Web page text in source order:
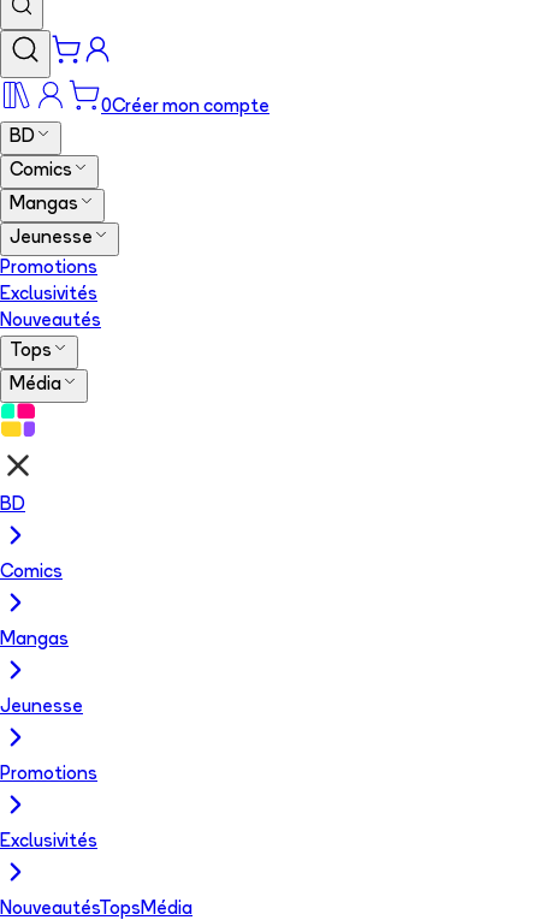
0Créer mon compte
BD
Comics
Mangas
Jeunesse
Promotions
Exclusivités
Nouveautés
Tops
Média
BD
Comics
Mangas
Jeunesse
Promotions
Exclusivités
NouveautésTops Média